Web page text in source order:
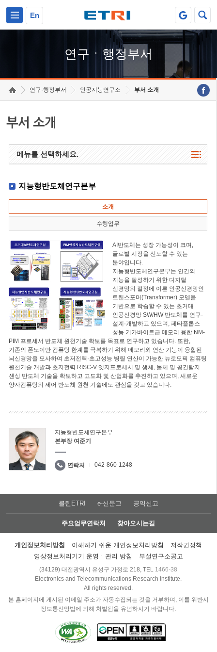
En
연구ㆍ행정부서
연구·행정부서 인공지능연구소 부서 소개
부서 소개
메뉴를 선택하세요.
지능형반도체연구본부
소개
수행업무
AI반도체는 성장 가능성이 크며,
글로벌 시장을 선도할 수 있는
분야입니다.
지능형반도체연구본부는 인간의
지능을 달성하기 위한 디지털
신경망의 절정에 이른 인공신경망인
트랜스포머(Transformer) 모델을
기반으로 학습할 수 있는 초거대
인공신경망 SW/HW 반도체를 연구·
설계·개발하고 있으며, 페타플롭스
성능 기가바이트급 메모리 융합 NM-
PIM 프로세서 반도체 원천기술 확보를 목표로 연구하고 있습니다. 또한,
기존의 폰노이만 컴퓨팅 한계를 극복하기 위해 메모리와 연산 기능이 융합된
뇌신경망을 모사하여 초저전력·초고성능 병렬 연산이 가능한 뉴로모픽 컴퓨팅
원천기술 개발과 초저전력 RISC-V 엣지프로세서 및 생체, 물체 및 공간탐지
센싱 반도체 기술을 확보하고 고도화 및 산업화를 추진하고 있으며, 새로운
양자컴퓨팅의 제어 반도체 원천 기술에도 관심을 갖고 있습니다.
지능형반도체연구본부
본부장 여준기
연락처 042-860-1248
클린ETRI e-신문고 공익신고
주요업무연락처 찾아오시는길
개인정보처리방침 이해하기 쉬운 개인정보처리방침
저작권정책
영상정보처리기기 운영ㆍ관리 방침
부설연구소공고
(34129) 대전광역시 유성구 가정로 218, TEL 1466-38
Electronics and Telecommunications Research Institute.
All rights reserved.
본 홈페이지에 게시된 이메일 주소가 자동수집되는 것을 거부하며, 이를 위반시
정보통신망법에 의해 처벌됨을 유념하시기 바랍니다.